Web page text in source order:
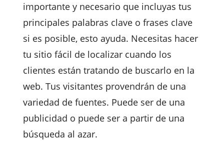
importante y necesario que incluyas tus
principales palabras clave o frases clave
si es posible, esto ayuda. Necesitas hacer
tu sitio fácil de localizar cuando los
clientes están tratando de buscarlo en la
web. Tus visitantes provendrán de una
variedad de fuentes. Puede ser de una
publicidad o puede ser a partir de una
búsqueda al azar.